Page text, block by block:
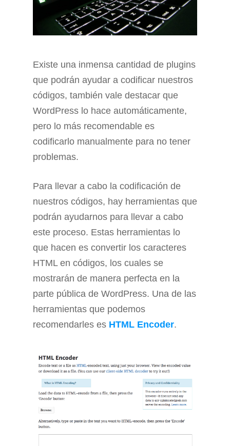
Existe una inmensa cantidad de plugins
que podrán ayudar a codificar nuestros
códigos, también vale destacar que
WordPress lo hace automáticamente,
pero lo más recomendable es
codificarlo manualmente para no tener
problemas.
Para llevar a cabo la codificación de
nuestros códigos, hay herramientas que
podrán ayudarnos para llevar a cabo
este proceso. Estas herramientas lo
que hacen es convertir los caracteres
HTML en códigos, los cuales se
mostrarán de manera perfecta en la
parte pública de WordPress. Una de las
herramientas que podemos
recomendarles es HTML Encoder.